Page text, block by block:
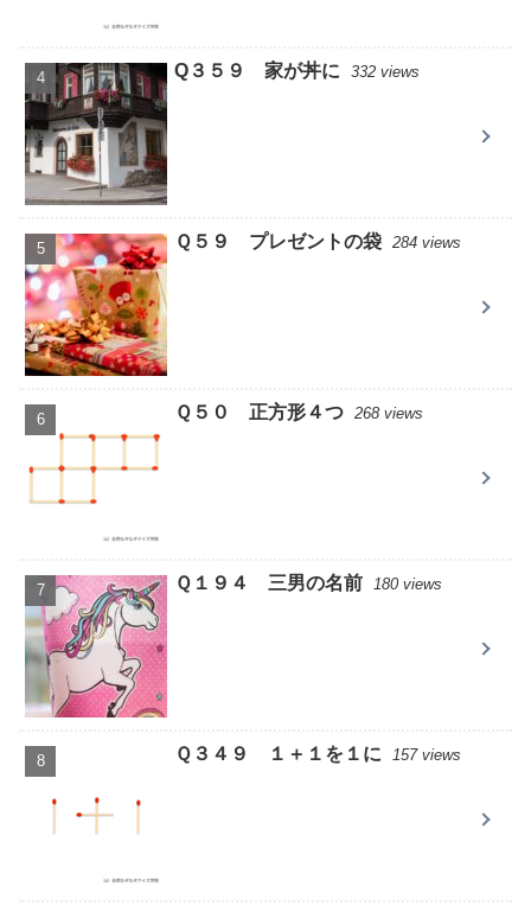
Q３５９ 家が丼に 332 views
Ｑ５９ プレゼントの袋 284 views
Ｑ５０ 正方形４つ 268 views
Ｑ１９４ 三男の名前 180 views
Ｑ３４９ １＋１を１に 157 views